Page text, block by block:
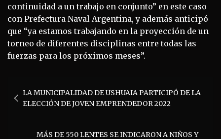
continuidad a un trabajo en conjunto” en este caso
con Prefectura Naval Argentina, y además anticipó
que “ya estamos trabajando en la proyección de un
torneo de diferentes disciplinas entre todas las
fuerzas para los próximos meses”.
de LA MUNICIPALIDAD DE USHUAIA PARTICIPÓ DE LA
ELECCIÓN DE JOVEN EMPRENDEDOR 2022
MÁS DE 550 LENTES SE INDICARON A NIÑOS Y